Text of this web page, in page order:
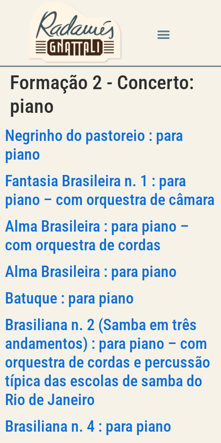
Formação 2 - Concerto:
piano
Negrinho do pastoreio : para
piano
Fantasia Brasileira n. 1 : para
piano – com orquestra de câmara
Alma Brasileira : para piano –
com orquestra de cordas
Alma Brasileira : para piano
Batuque : para piano
Brasiliana n. 2 (Samba em três
andamentos) : para piano – com
orquestra de cordas e percussão
típica das escolas de samba do
Rio de Janeiro
Brasiliana n. 4 : para piano